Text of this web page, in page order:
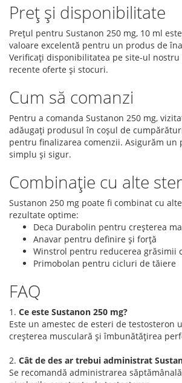
Preț și disponibilitate
Prețul pentru Sustanon 250 mg, 10 ml
valoare excelentă pentru un produs de
Verificați disponibilitatea pe site-ul
recente oferte și stocuri.
Cum să comanzi
Pentru a comanda Sustanon 250 mg,
adăugați produsul în coșul de
pentru finalizarea comenzii. Asigurăm un
simplu și sigur.
Combinație cu alte
Sustanon 250 mg poate fi combinat cu
rezultate optime:
Deca Durabolin pentru creșterea
Anavar pentru definire și forță
Winstrol pentru reducerea grăsimii
Primobolan pentru cicluri de tăiere
FAQ
1. Ce este Sustanon 250 mg?
Este un amestec de esteri de testosteron
creșterea musculară și îmbunătățirea
2. Cât de des ar trebui administrat
Se recomandă administrarea